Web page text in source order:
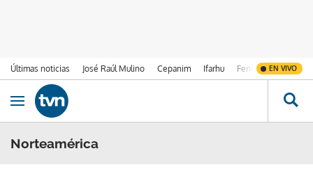
Últimas noticias José Raúl Mulino Cepanim Ifarhu Fenómeno de El
EN VIVO
Ir al contenido
Obrir navegació
Norteamérica